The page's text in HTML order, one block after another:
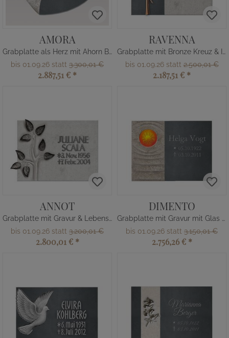
AMORA
Grabplatte als Herz mit Ahorn Blatt
bis 01.09.26 statt 3.300,01 €
2.887,51 € *
RAVENNA
Grabplatte mit Bronze Kreuz & Inschrift
bis 01.09.26 statt2.500,01 €
2.187,51 € *
ANNOT
Grabplatte mit Gravur & Lebensbaum
bis 01.09.26 statt 3.200,01 €
2.800,01 € *
DIMENTO
Grabplatte mit Gravur mit Glas Sonne
bis 01.09.26 statt 3.150,01 €
2.756,26 € *